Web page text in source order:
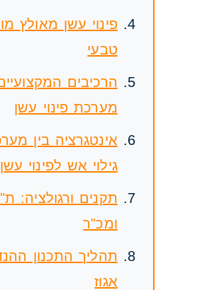
פינוי עשן מאולץ
טבעי
הרכיבים
מערכת פינוי עשן
אינטגרציה בין
גילוי אש לפינוי עשן
ומכ"ר
תהליך התכנון
אגוז